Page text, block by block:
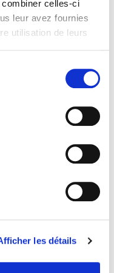
celles-ci
leur avez fournies
utilisation de leurs
les détails